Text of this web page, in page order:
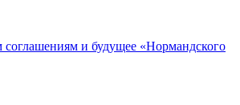
и будущее «Нормандского